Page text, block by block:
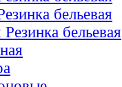
бельевая
бельевая